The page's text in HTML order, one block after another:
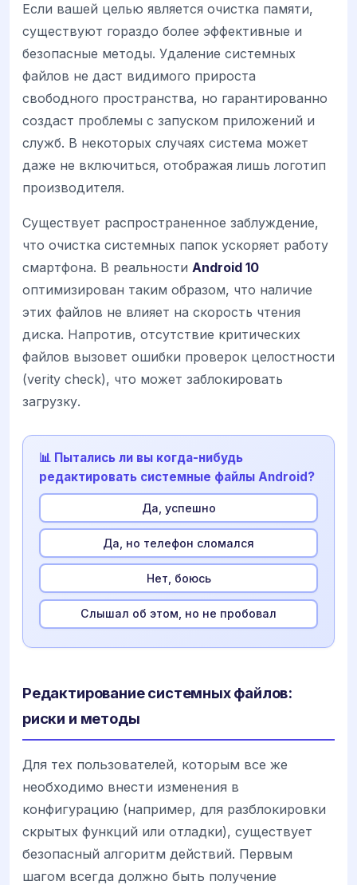
Если вашей целью является очистка памяти,
существуют гораздо более эффективные и
безопасные методы. Удаление системных
файлов не даст видимого прироста
свободного пространства, но гарантированно
создаст проблемы с запуском приложений и
служб. В некоторых случаях система может
даже не включиться, отображая лишь логотип
производителя.
Существует распространенное заблуждение,
что очистка системных папок ускоряет работу
смартфона. В реальности Android 10
оптимизирован таким образом, что наличие
этих файлов не влияет на скорость чтения
диска. Напротив, отсутствие критических
файлов вызовет ошибки проверок целостности
(verity check), что может заблокировать
загрузку.
📊 Пытались ли вы когда-нибудь
редактировать системные файлы Android?
Да, успешно
Да, но телефон сломался
Нет, боюсь
Слышал об этом, но не пробовал
Редактирование системных файлов:
риски и методы
Для тех пользователей, которым все же
необходимо внести изменения в
конфигурацию (например, для разблокировки
скрытых функций или отладки), существует
безопасный алгоритм действий. Первым
шагом всегда должно быть получение